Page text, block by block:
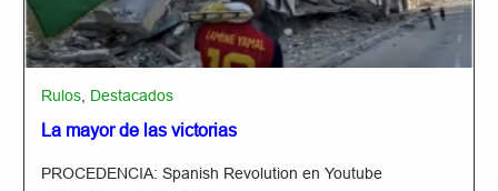
Rulos, Destacados
La mayor de las victorias
PROCEDENCIA: Spanish Revolution en Youtube